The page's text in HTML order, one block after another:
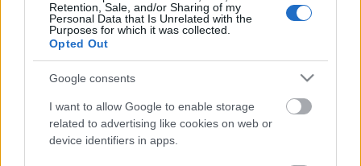
Retention, Sale, and/or Sharing of my
Personal Data that Is Unrelated with the
Purposes for which it was collected.
Opted Out
Google consents
I want to allow Google to enable storage
related to advertising like cookies on web or
device identifiers in apps.
Gyanúsított lett Horváth Andrásból, a NAV-botrányt
kirobbantó egykori adóhatósági szakértőből, derül
Horváth András volt az, aki vette a bátorságot, és a
nyilvánossághoz fordult, miután a NAV, egykori
dolgozója többszöri jelzése ellenére sem volt
hajlandó…